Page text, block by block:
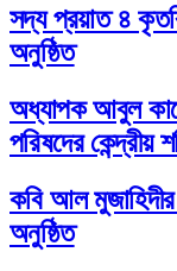
সদ্য প্রয়াত ৪
অনুষ্ঠিত
অধ্যাপক আবুল
পরিষদের
কবি আল
অনুষ্ঠিত